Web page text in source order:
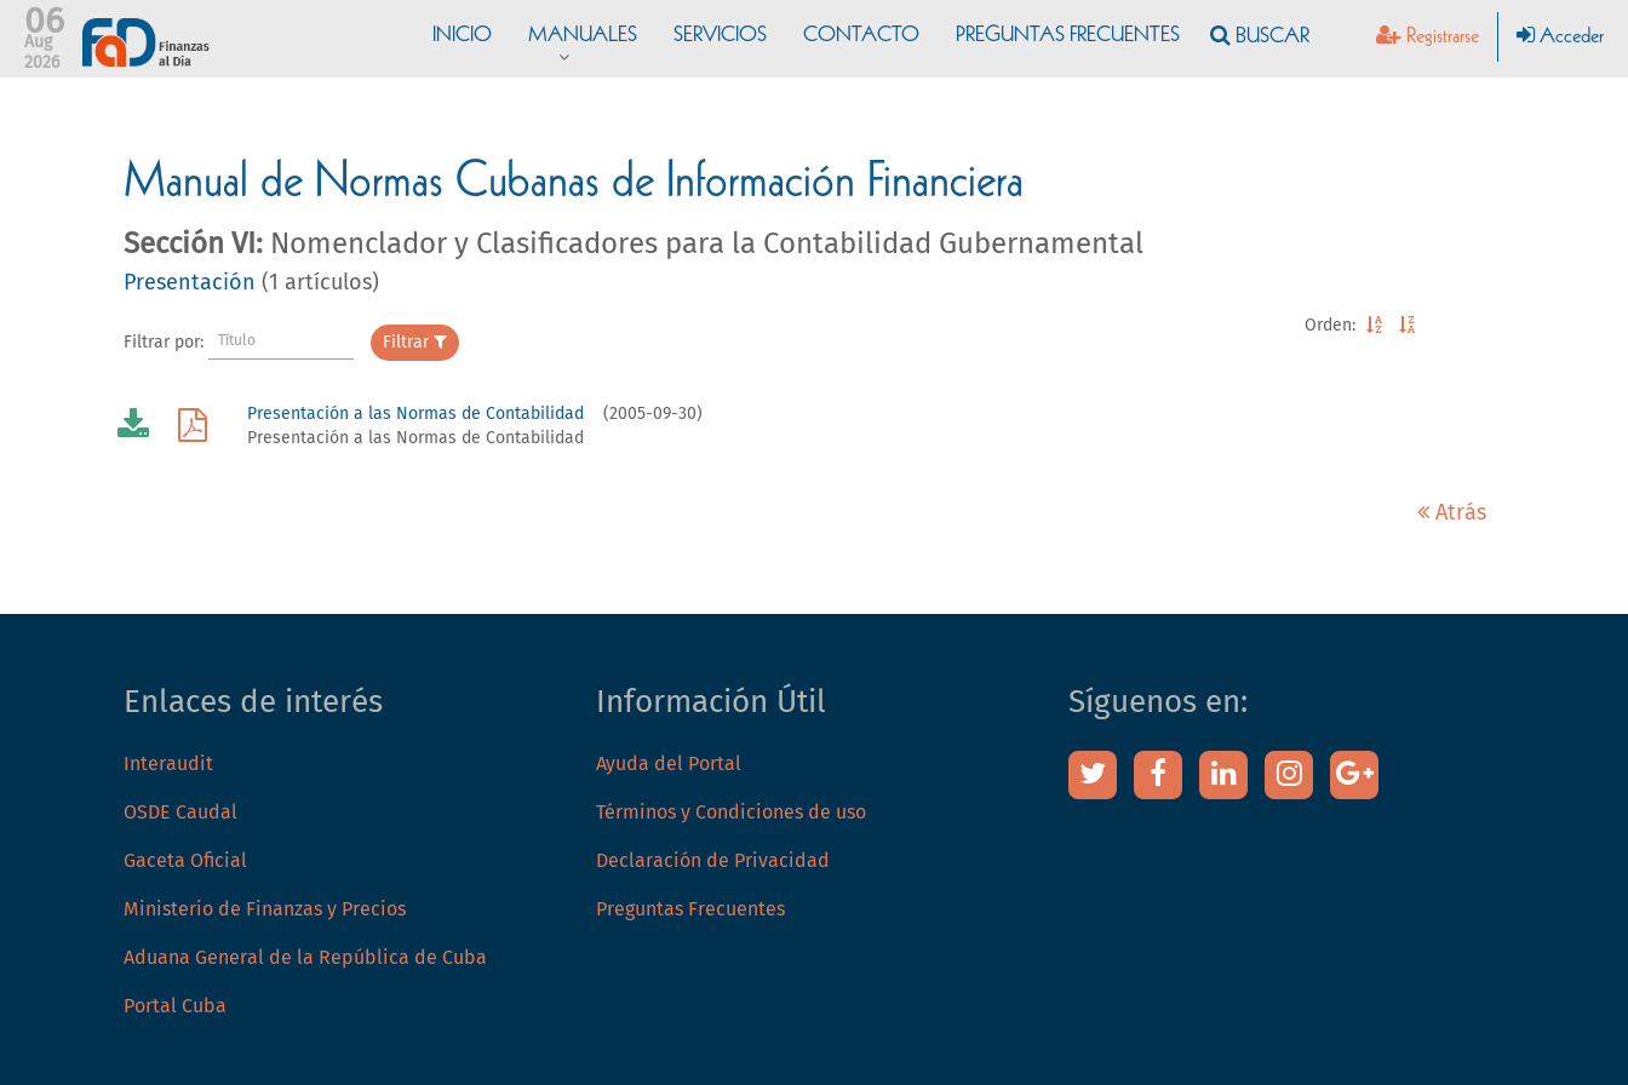
06
Aug
2026
Registrarse Acceder
INICIO MANUALES SERVICIOS CONTACTO PREGUNTAS FRECUENTES
Manual de Normas Cubanas de Información Financiera
Sección VI: Nomenclador y Clasificadores para la Contabilidad Gubernamental
Presentación (1 artículos)
Filtrar por: Título Filtrar
Orden:
Presentación a las Normas de Contabilidad
(2005-09-30)
Presentación a las Normas de Contabilidad
Atrás
Enlaces de interés
Interaudit
OSDE Caudal
Gaceta Oficial
Ministerio de Finanzas y Precios
Aduana General de la República de Cuba
Portal Cuba
Información Útil
Ayuda del Portal
Términos y Condiciones de uso
Declaración de Privacidad
Preguntas Frecuentes
Síguenos en: